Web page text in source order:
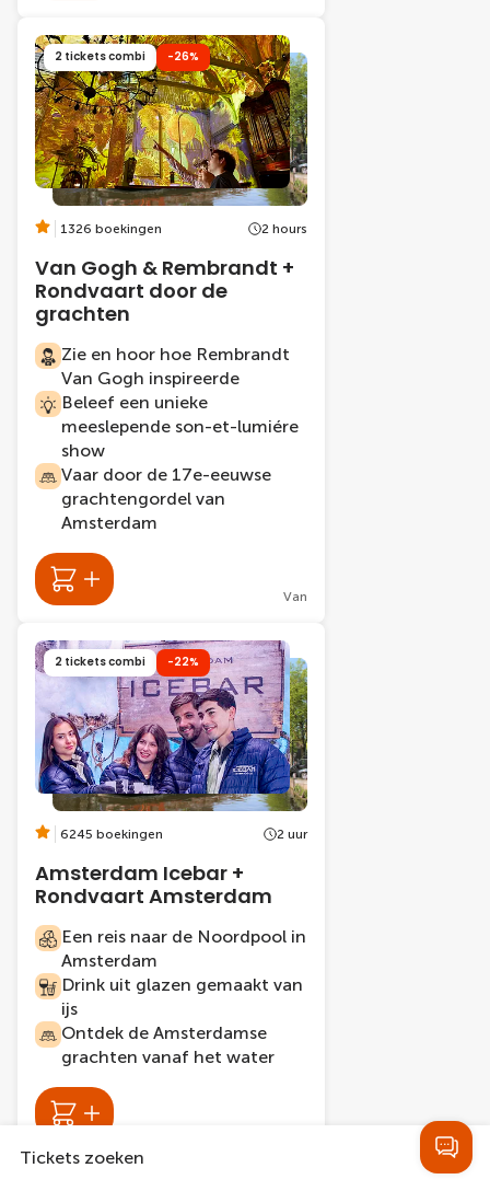
2 tickets combi -26%
1326 boekingen 2 hours
Van Gogh & Rembrandt +
Rondvaart door de
grachten
Zie en hoor hoe Rembrandt
Van Gogh inspireerde
Beleef een unieke
meeslepende son-et-lumiére
show
Vaar door de 17e-eeuwse
grachtengordel van
Amsterdam
Van
2 tickets combi -22%
6245 boekingen 2 uur
Amsterdam Icebar +
Rondvaart Amsterdam
Een reis naar de Noordpool in
Amsterdam
Drink uit glazen gemaakt van
ijs
Ontdek de Amsterdamse
grachten vanaf het water
Tickets zoeken